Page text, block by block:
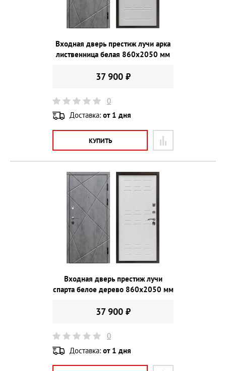
Входная дверь престиж лучи арка
лиственница белая 860х2050 мм
37 900 ₽
0
Доставка: от 1 дня
КУПИТЬ
Входная дверь престиж лучи
спарта белое дерево 860х2050 мм
37 900 ₽
0
Доставка: от 1 дня